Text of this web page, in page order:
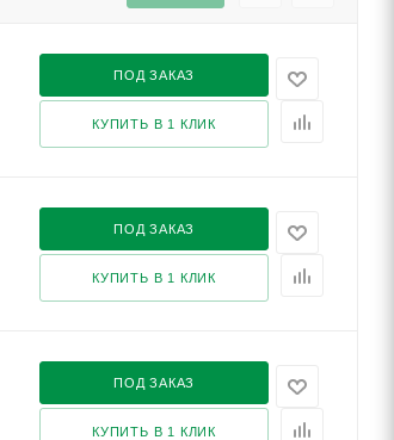
ПОД ЗАКАЗ
КУПИТЬ В 1 КЛИК
ПОД ЗАКАЗ
КУПИТЬ В 1 КЛИК
ПОД ЗАКАЗ
КУПИТЬ В 1 КЛИК